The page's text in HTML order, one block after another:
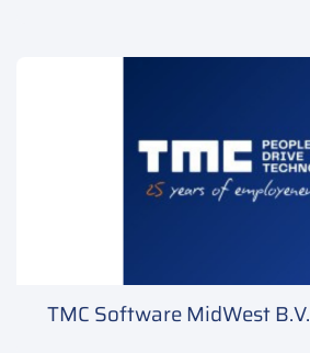
TMC Software MidWest B.V.